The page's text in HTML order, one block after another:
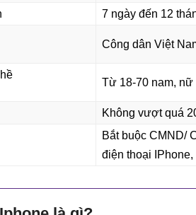
7 ngày đến 12
Công dân Việt
Từ 18-70 nam, nữ
Không vượt quá
Bắt buộc CMND/
điện thoại IPhone,